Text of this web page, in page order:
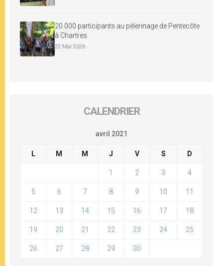
20 000 participants au pèlerinage de Pentecôte
à Chartres
22 Mai 2026
CALENDRIER
avril 2021
L M M J V S D
1 2 3 4
5 6 7 8 9 10 11
12 13 14 15 16 17 18
19 20 21 22 23 24 25
26 27 28 29 30